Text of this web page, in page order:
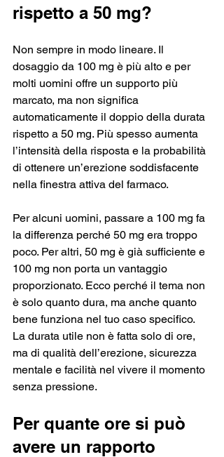
rispetto a 50 mg?
Non sempre in modo lineare. Il
dosaggio da 100 mg è più alto e per
molti uomini offre un supporto più
marcato, ma non significa
automaticamente il doppio della durata
rispetto a 50 mg. Più spesso aumenta
l’intensità della risposta e la probabilità
di ottenere un’erezione soddisfacente
nella finestra attiva del farmaco.
Per alcuni uomini, passare a 100 mg fa
la differenza perché 50 mg era troppo
poco. Per altri, 50 mg è già sufficiente e
100 mg non porta un vantaggio
proporzionato. Ecco perché il tema non
è solo quanto dura, ma anche quanto
bene funziona nel tuo caso specifico.
La durata utile non è fatta solo di ore,
ma di qualità dell’erezione, sicurezza
mentale e facilità nel vivere il momento
senza pressione.
Per quante ore si può
avere un rapporto